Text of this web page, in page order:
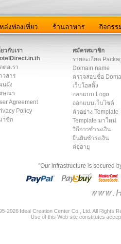
ล่งท่องเที่ยว ร้านอาหาร กิจกรร
ยวกับเรา
ต่อเรา
วสาร
นผัง
ษณา
Agreement
Policy
าชิก
สมัครสมาชิก
รายละเอียด
Domain name
ตรวจสอบชื่อ
เว็บโฮสติ้ง
ออกแบบ Logo
ออกแบบเว็บไซต์
ตัวอย่าง Template
Template มาใหม่
วิธีการชำระเงิน
ยืนยันชำระเงิน
ต่ออายุ
"Our infrastructure is secured
2026 Ideal Creation Center Co., Ltd. All Rights
Use of this Web site constitutes